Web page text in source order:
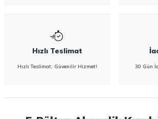
Hızlı Teslimat
Hızlı Teslimat, Güvenilir Hizmet! 30 Gün